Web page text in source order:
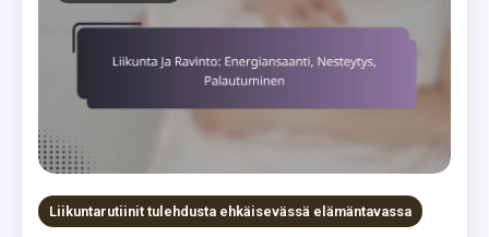
Liikuntarutiinit tulehdusta ehkäisevässä elämäntavassa